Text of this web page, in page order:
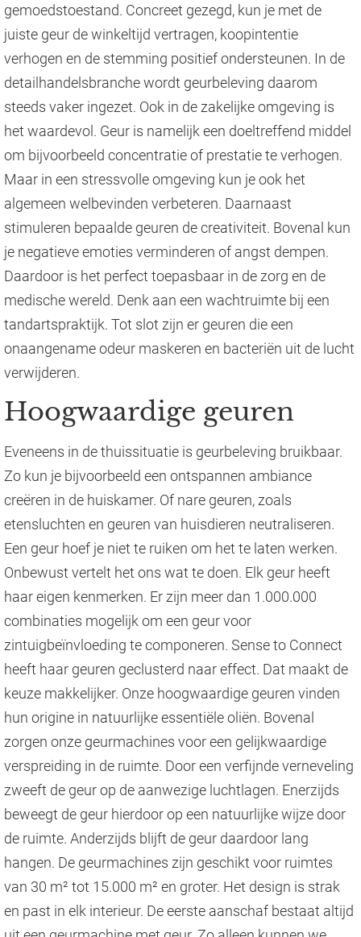
gemoedstoestand. Concreet gezegd, kun je met de
juiste geur de winkeltijd vertragen, koopintentie
verhogen en de stemming positief ondersteunen. In de
detailhandelsbranche wordt geurbeleving daarom
steeds vaker ingezet. Ook in de zakelijke omgeving is
het waardevol. Geur is namelijk een doeltreffend middel
om bijvoorbeeld concentratie of prestatie te verhogen.
Maar in een stressvolle omgeving kun je ook het
algemeen welbevinden verbeteren. Daarnaast
stimuleren bepaalde geuren de creativiteit. Bovenal kun
je negatieve emoties verminderen of angst dempen.
Daardoor is het perfect toepasbaar in de zorg en de
medische wereld. Denk aan een wachtruimte bij een
tandartspraktijk. Tot slot zijn er geuren die een
onaangename odeur maskeren en bacteriën uit de lucht
verwijderen.
Hoogwaardige geuren
Eveneens in de thuissituatie is geurbeleving bruikbaar.
Zo kun je bijvoorbeeld een ontspannen ambiance
creëren in de huiskamer. Of nare geuren, zoals
etensluchten en geuren van huisdieren neutraliseren.
Een geur hoef je niet te ruiken om het te laten werken.
Onbewust vertelt het ons wat te doen. Elk geur heeft
haar eigen kenmerken. Er zijn meer dan 1.000.000
combinaties mogelijk om een geur voor
zintuigbeïnvloeding te componeren. Sense to Connect
heeft haar geuren geclusterd naar effect. Dat maakt de
keuze makkelijker. Onze hoogwaardige geuren vinden
hun origine in natuurlijke essentiële oliën. Bovenal
zorgen onze geurmachines voor een gelijkwaardige
verspreiding in de ruimte. Door een verfijnde verneveling
zweeft de geur op de aanwezige luchtlagen. Enerzijds
beweegt de geur hierdoor op een natuurlijke wijze door
de ruimte. Anderzijds blijft de geur daardoor lang
hangen. De geurmachines zijn geschikt voor ruimtes
van 30 m² tot 15.000 m² en groter. Het design is strak
en past in elk interieur. De eerste aanschaf bestaat altijd